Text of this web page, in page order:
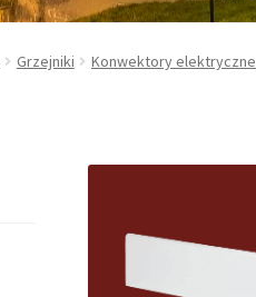
Grzejniki Konwektory elektryczne